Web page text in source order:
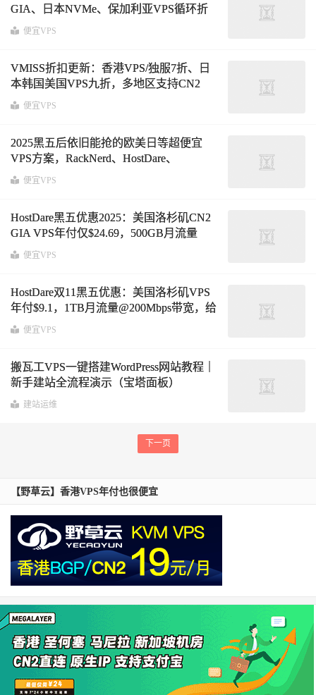
GIA、日本NVMe、保加利亚VPS循环折
扣整理，2TB月流量@500Mbps带宽
便宜VPS
VMISS折扣更新：香港VPS/独服7折、日
本韩国美国VPS九折，多地区支持CN2
GIA·AS9929·CMIN2优化线路
便宜VPS
2025黑五后依旧能抢的欧美日等超便宜
VPS方案，RackNerd、HostDare、
DediRock、SmartHost最低仅需年付仅6.59
便宜VPS
HostDare黑五优惠2025：美国洛杉矶CN2
GIA VPS年付仅$24.69，500GB月流量
@100Mbps带宽，电信CN2 GIA+联通
便宜VPS
HostDare双11黑五优惠：美国洛杉矶VPS
年付$9.1，1TB月流量@200Mbps带宽，给
双倍内存+双倍流量
便宜VPS
搬瓦工VPS一键搭建WordPress网站教程｜
新手建站全流程演示（宝塔面板）
建站运维
下一页
【野草云】香港VPS年付也很便宜